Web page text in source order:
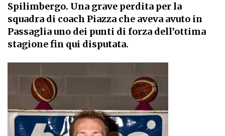
Spilimbergo. Una grave perdita per la
squadra di coach Piazza che aveva avuto in
Passaglia uno dei punti di forza dell’ottima
stagione fin qui disputata.